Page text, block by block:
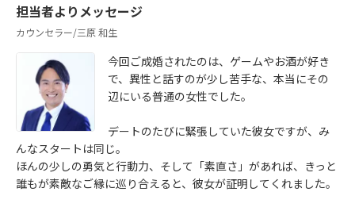
担当者よりメッセージ
カウンセラー/三原 和生
今回ご成婚されたのは、ゲームやお酒が好き
で、異性と話すのが少し苦手な、本当にその
辺にいる普通の女性でした。
デートのたびに緊張していた彼女ですが、み
んなスタートは同じ。
ほんの少しの勇気と行動力、そして「素直さ」があれば、きっと
誰もが素敵なご縁に巡り合えると、彼女が証明してくれました。